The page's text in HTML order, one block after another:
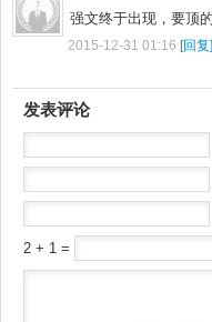
强文终于出现，要顶
2015-12-31 01:16 [回复]
发表评论
2 + 1 =